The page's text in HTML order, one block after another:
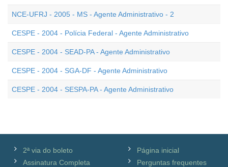
NCE-UFRJ - 2005 - MS - Agente Administrativo - 2
CESPE - 2004 - Polícia Federal - Agente Administrativo
CESPE - 2004 - SEAD-PA - Agente Administrativo
CESPE - 2004 - SGA-DF - Agente Administrativo
CESPE - 2004 - SESPA-PA - Agente Administrativo
2ª via do boleto
Assinatura Completa
Página inicial
Perguntas frequentes